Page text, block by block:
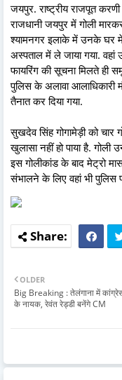
जयपुर. राष्ट्रीय राजपूत
राजधानी जयपुर में गोली
श्यामनगर इलाके में उनके घर
अस्पताल में ले जाया गया. वहां
फायरिंग की सूचना मिलते ही
पुलिस के अलावा आलाधिकारी
तैनात कर दिया गया.
सुखदेव सिंह गोगामेड़ी को चार
खुलासा नहीं हो पाया है.
इस गोलीकांड के बाद मेट्रो
संभालने के लिए वहां भी पुलिस
OLDER
Big Breaking : तेलंगाना में
के नायक, रेवंत रेड्डी बनेंगे CM